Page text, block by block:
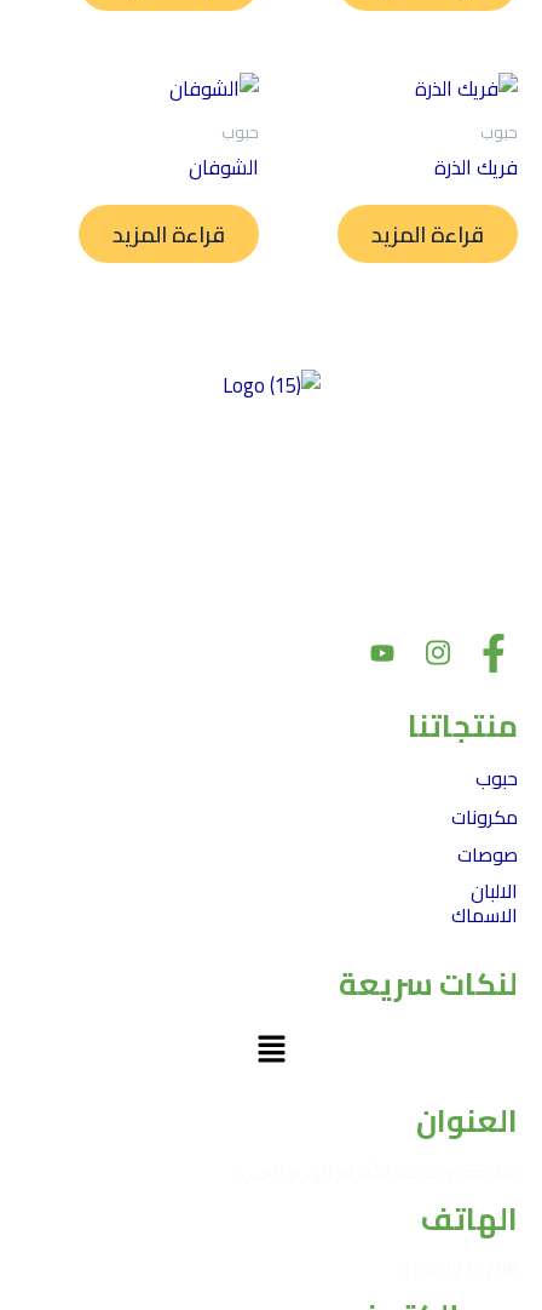
حبوب
فريك الذرة
قراءة المزيد
حبوب
الشوفان
قراءة المزيد
منتجاتنا
حبوب
مكرونات
صوصات
الالبان
الاسماك
لنكات سريعة
Menu
العنوان
الهاتف